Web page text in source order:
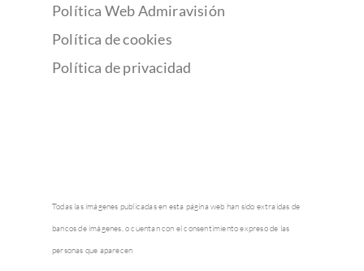
Política Web Admiravisión
Política de cookies
Política de privacidad
Todas las imágenes publicadas en esta página web han sido extraídas de
bancos de imágenes, o cuentan con el consentimiento expreso de las
personas que aparecen